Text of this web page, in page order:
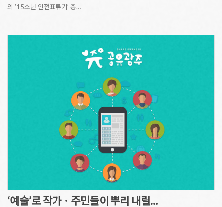
의 ’15소년 안전표류기’ 총…
‘예술’로 작가ㆍ주민들이 뿌리 내릴…